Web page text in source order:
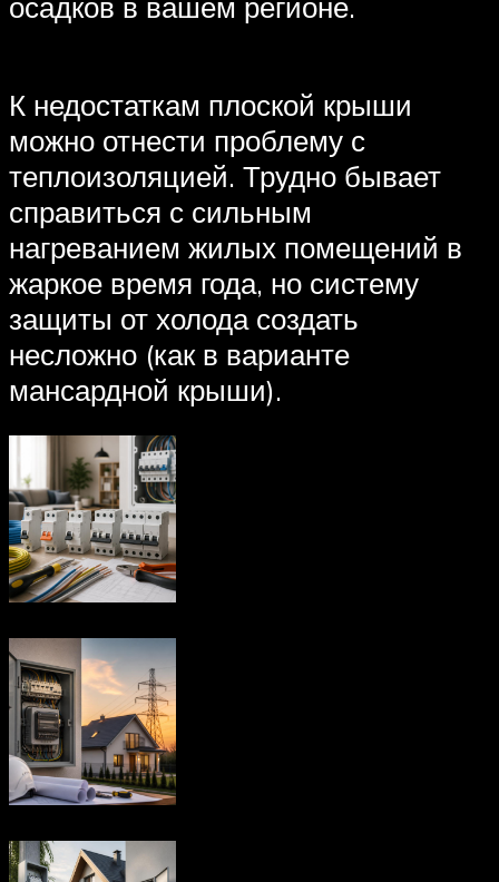
К недостаткам плоской крыши
можно отнести проблему с
теплоизоляцией. Трудно бывает
справиться с сильным
нагреванием жилых помещений в
жаркое время года, но систему
защиты от холода создать
несложно (как в варианте
мансардной крыши).